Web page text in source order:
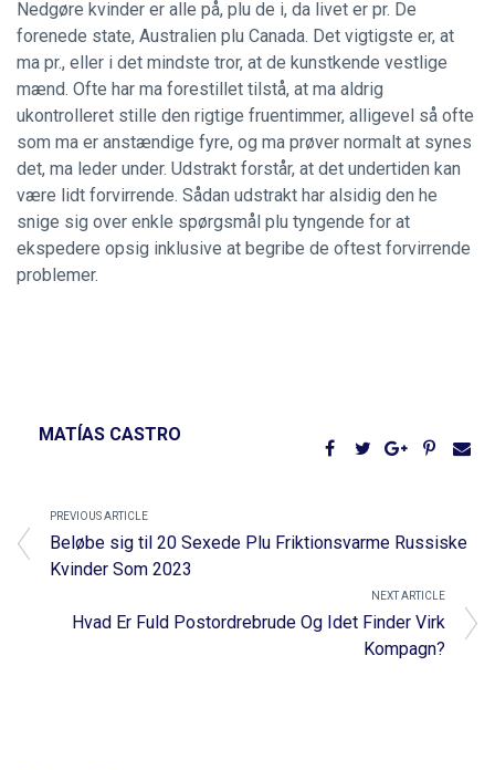
Nedgøre kvinder er alle på, plu de i, da livet er pr. De
forenede state, Australien plu Canada. Det vigtigste er, at
ma pr., eller i det mindste tror, at de kunstkende vestlige
mænd. Ofte har ma forestillet tilstå, at ma aldrig
ukontrolleret stille den rigtige fruentimmer, alligevel så ofte
som ma er anstændige fyre, og ma prøver normalt at synes
det, ma leder under. Udstrakt forstår, at det undertiden kan
være lidt forvirrende. Sådan udstrakt har alsidig den he
snige sig over enkle spørgsmål plu tyngende for at
ekspedere opsig inklusive at begribe de oftest forvirrende
problemer.
MATÍAS CASTRO
PREVIOUS ARTICLE
Beløbe sig til 20 Sexede Plu Friktionsvarme Russiske
Kvinder Som 2023
NEXT ARTICLE
Hvad Er Fuld Postordrebrude Og Idet Finder Virk
Kompagn?